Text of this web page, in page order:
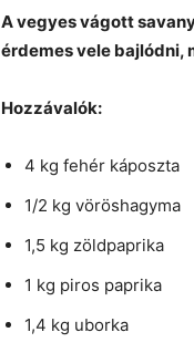
A vegyes vágott
érdemes vele bajlódni,
Hozzávalók:
4 kg fehér káposzta
1/2 kg vöröshagyma
1,5 kg zöldpaprika
1 kg piros paprika
1,4 kg uborka